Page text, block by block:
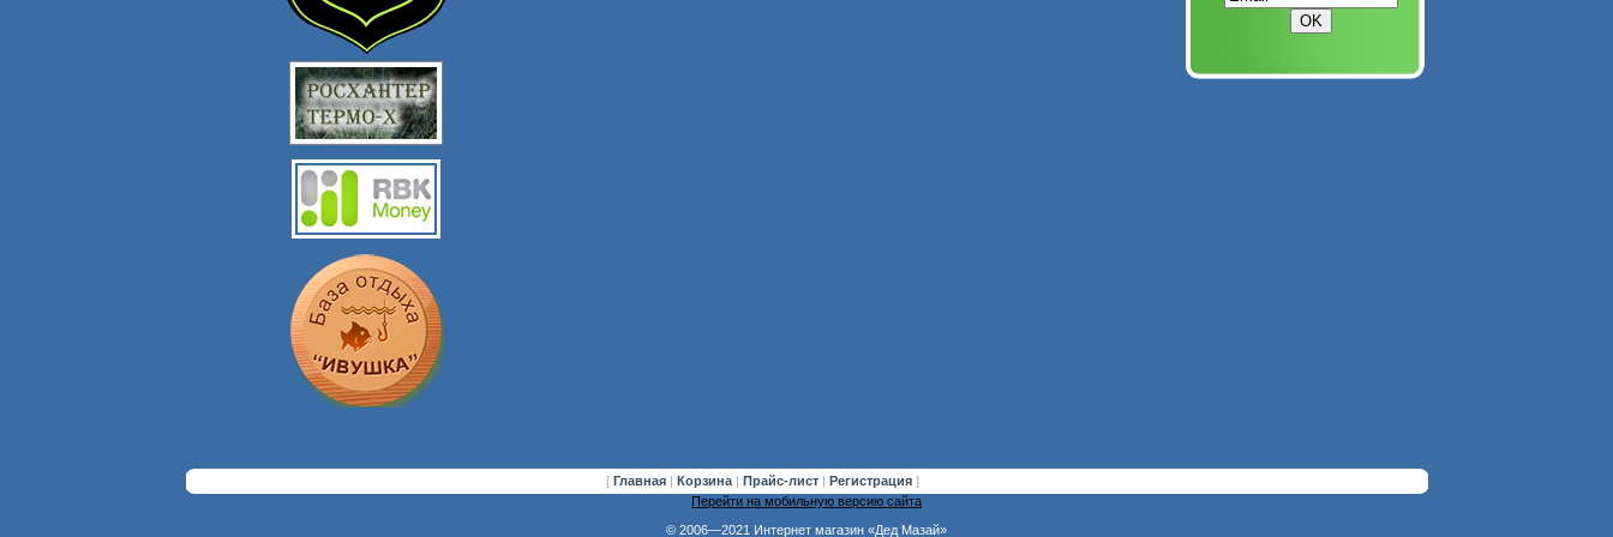
[ Главная | Корзина | Прайс-лист | Регистрация ]
Перейти на мобильную версию сайта
© 2006—2021 Интернет магазин «Дед Мазай»